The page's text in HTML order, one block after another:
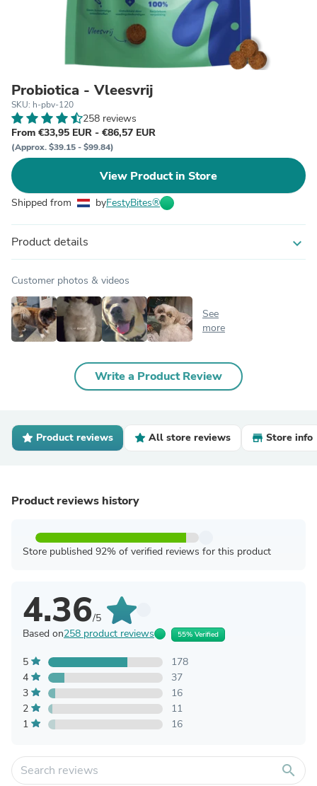
Probiotica - Vleesvrij
SKU: h-pbv-120
258 reviews
From €33,95 EUR - €86,57 EUR
(Approx. $39.15 - $99.84)
View Product in Store
Shipped from byFestyBites®
Product details expand_more
Customer photos & videos
See
more
Write a Product Review
Product reviews All store reviews Store info
Product reviews history
Store published 92% of verified reviews for this product
4.36/5
Based on258 product reviews 55% Verified
5
178
4
37
3
16
2
11
1
16
search